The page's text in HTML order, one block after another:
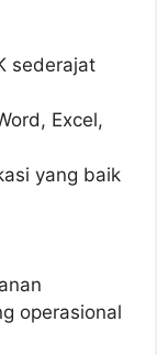
sederajat
Excel,
yang baik
operasional